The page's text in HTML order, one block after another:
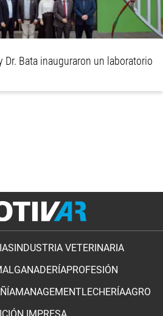
Dr. Bata inauguraron un laboratorio
INDUSTRIA VETERINARIA
GANADERÍAPROFESIÓN
MANAGEMENTLECHERÍAAGRO